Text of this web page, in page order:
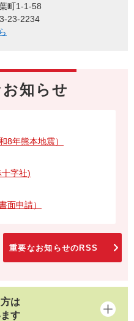
町1-1-58
23-2234
知らせ
8年熊本地震）
字社)
面申請）
重要なお知らせのRSS
は
す